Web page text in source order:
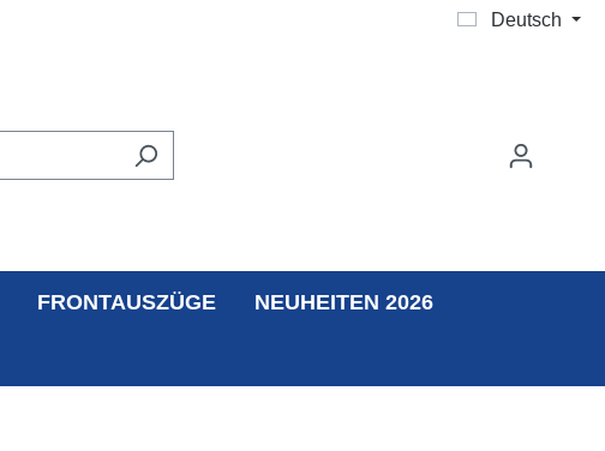
Deutsch
FRONTAUSZÜGE NEUHEITEN 2026